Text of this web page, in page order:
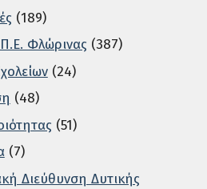
(189)
Φλώρινας (387)
(24)
(48)
(51)
(7)
Διεύθυνση Δυτικής